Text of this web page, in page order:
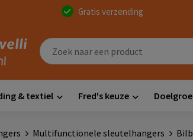
Gratis verzending
& textiel Fred's keuze
Multifunctionele sleutelhangers